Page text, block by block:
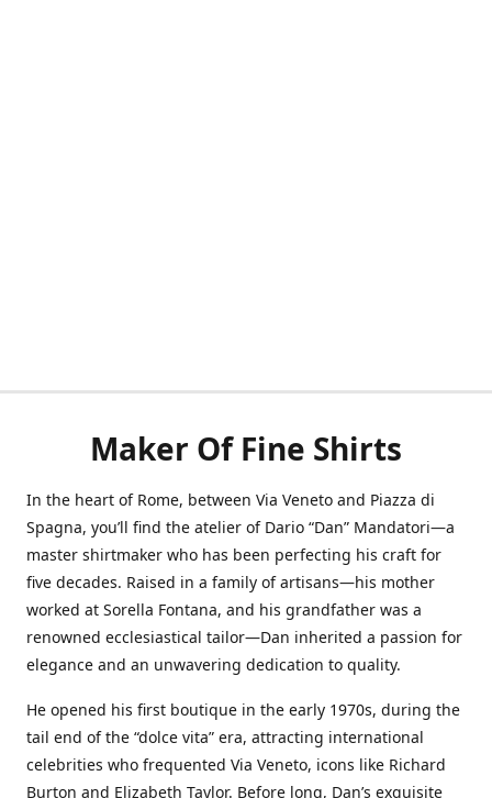
Maker Of Fine Shirts
In the heart of Rome, between Via Veneto and Piazza di
Spagna, you’ll find the atelier of Dario “Dan” Mandatori—a
master shirtmaker who has been perfecting his craft for
five decades. Raised in a family of artisans—his mother
worked at Sorella Fontana, and his grandfather was a
renowned ecclesiastical tailor—Dan inherited a passion for
elegance and an unwavering dedication to quality.
He opened his first boutique in the early 1970s, during the
tail end of the “dolce vita” era, attracting international
celebrities who frequented Via Veneto, icons like Richard
Burton and Elizabeth Taylor. Before long, Dan’s exquisite